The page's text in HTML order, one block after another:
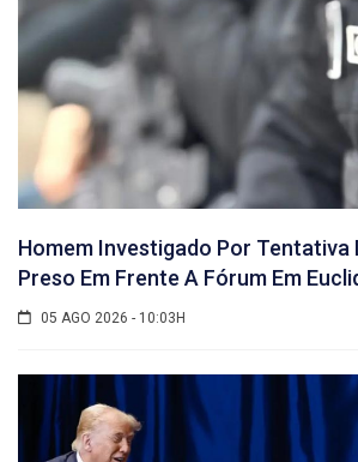
Homem Investigado Por Tentativa
Preso Em Frente A Fórum Em
05 AGO 2026 - 10:03H